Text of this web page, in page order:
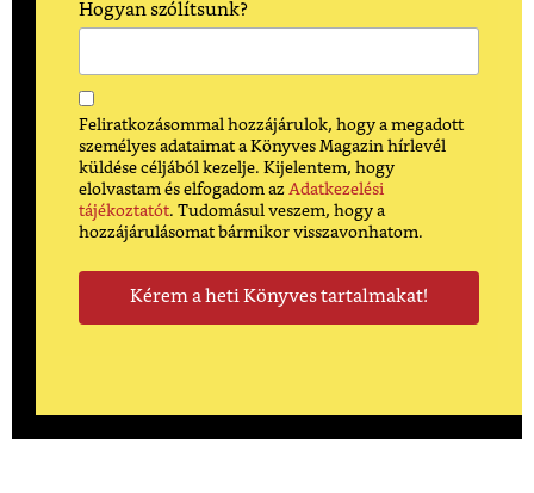
Hogyan szólítsunk?
Feliratkozásommal hozzájárulok, hogy a megadott
személyes adataimat a Könyves Magazin hírlevél
küldése céljából kezelje. Kijelentem, hogy
elolvastam és elfogadom az Adatkezelési
tájékoztatót. Tudomásul veszem, hogy a
hozzájárulásomat bármikor visszavonhatom.